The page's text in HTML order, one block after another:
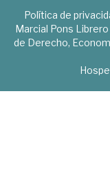
Política de
Marcial Pons
de Derecho,